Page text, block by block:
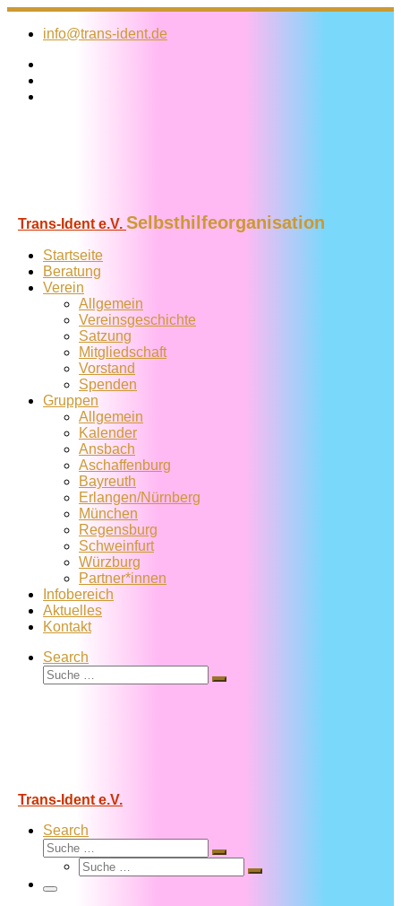
Zum
Inhalt
info@trans-ident.de
Trans-Ident e.V. Selbsthilfeorganisation
Startseite
Beratung
Verein
Allgemein
Vereins­geschichte
Satzung
Mitglied­schaft
Vorstand
Spenden
Gruppen
Allgemein
Kalender
Ansbach
Aschaffenburg
Bayreuth
Erlangen/Nürnberg
München
Regensburg
Schweinfurt
Würzburg
Partner*innen
Infobereich
Aktuelles
Kontakt
Search
Suche
Suche
Trans-Ident e.V.
Search
Suche
Suche
Suche
Suche
Menü